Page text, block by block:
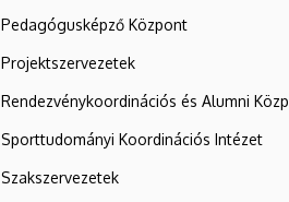
Pedagógusképző Központ
Projektszervezetek
Rendezvénykoordinációs és Alumni
Sporttudományi Koordinációs Intézet
Szakszervezetek